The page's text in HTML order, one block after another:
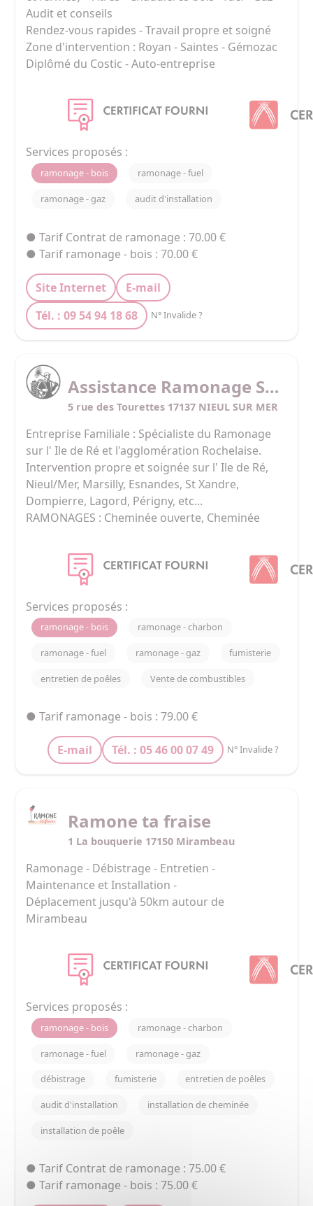
Audit et conseils
Rendez-vous rapides - Travail propre et soigné
Zone d'intervention : Royan - Saintes - Gémozac
Diplômé du Costic - Auto-entreprise
Services proposés :
ramonage - bois ramonage - fuel
ramonage - gaz audit d'installation
● Tarif Contrat de ramonage : 70.00 €
● Tarif ramonage - bois : 70.00 €
Site Internet
E-mail
Tél. : 09 54 94 18 68
N° Invalide ?
Assistance Ramonage Service
5 rue des Tourettes 17137 NIEUL SUR MER
Entreprise Familiale : Spécialiste du Ramonage
sur l' Ile de Ré et l'agglomération Rochelaise.
Intervention propre et soignée sur l' Ile de Ré,
Nieul/Mer, Marsilly, Esnandes, St Xandre,
Dompierre, Lagord, Périgny, etc...
RAMONAGES : Cheminée ouverte, Cheminée
gaz / fioul, Four à pizza, Barbecue, etc... Un
CERTIFICAT de Ramonage vous est délivré au
moment de l'intervention , pour vos assurances,
y seront indiquées les éventuelles non-
conformités de votre installation. Dans certains
cas, l'intervention ne pourra pas être effectuée
(installation non aux normes, ramonage par le
Nous proposons également le remplacements
Services proposés :
ramonage - bois ramonage - charbon
ramonage - fuel ramonage - gaz fumisterie
entretien de poêles Vente de combustibles
● Tarif ramonage - bois : 79.00 €
E-mail Tél. : 05 46 00 07 49 N° Invalide ?
Ramone ta fraise
1 La bouquerie 17150 Mirambeau
Ramonage - Débistrage - Entretien -
Maintenance et Installation -
Déplacement jusqu'à 50km autour de
Mirambeau
Services proposés :
ramonage - bois ramonage - charbon
ramonage - fuel ramonage - gaz
débistrage fumisterie entretien de poêles
audit d'installation installation de cheminée
installation de poêle
● Tarif Contrat de ramonage : 75.00 €
● Tarif ramonage - bois : 75.00 €